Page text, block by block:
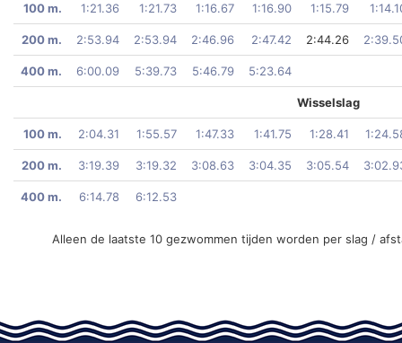
100 m. 1:21.36 1:21.73 1:16.67 1:16.90 1:15.79
200 m. 2:53.94 2:53.94 2:46.96 2:47.42 2:44.26
400 m. 6:00.09 5:39.73 5:46.79 5:23.64
Wisselslag
100 m. 2:04.31 1:55.57 1:47.33 1:41.75 1:28.41
200 m. 3:19.39 3:19.32 3:08.63 3:04.35 3:05.54
400 m. 6:14.78 6:12.53
Alleen de laatste 10 gezwommen tijden worden per slag /